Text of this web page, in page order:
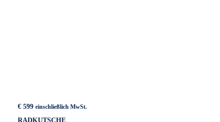
€ 599 einschließlich MwSt.
RADKUTSCHE